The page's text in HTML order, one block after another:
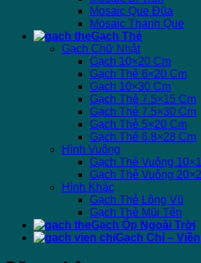
Mosaic Que Đũa
Mosaic Thanh Que
Gạch Thẻ
Gạch Chữ Nhật
Gạch 10×20 Cm
Gạch Thẻ 6×20 Cm
Gạch 10×30 Cm
Gạch Thẻ 7.5×15 Cm
Gạch Thẻ 7.5×30 Cm
Gạch Thẻ 5×20 Cm
Gạch Thẻ 6.8×28 Cm
Hình Vuông
Gạch Thẻ Vuông
Gạch Thẻ Vuông
Hình Khác
Gạch Thẻ Lông Vũ
Gạch Thẻ Mũi Tên
Gạch Ốp Ngoài Trời
Gạch Chỉ – Viền